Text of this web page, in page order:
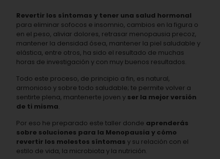
Revertir los síntomas y tener una salud hormonal
para eliminar sofocos e insomnio, cambios en la figura o
en el peso, aliviar dolores, retrasar menopausia precoz,
mantener la densidad ósea, mantener la piel saludable y
elástica, entre otros, ha sido el resultado de muchas
horas de investigación y con muy buenos resultados.
Todo este proceso, de principio a fin, es natural,
armonioso y sobre todo saludable; te permite volver a
sentirte plena, mantenerte joven y ser la mejor versión
de ti misma.
Por eso he preparado este taller donde aprenderás
sobre soluciones para la Menopausia y cómo
revertir los molestos síntomas y su relación con el
estilo de vida, la microbiota y la nutrición.